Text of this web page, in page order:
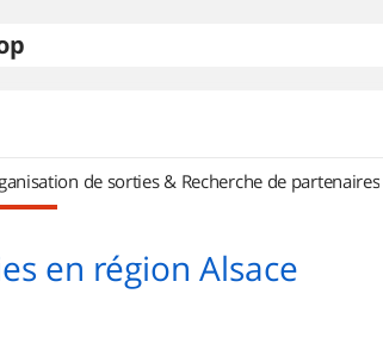
de sorties & Recherche de partenaires
en région Alsace